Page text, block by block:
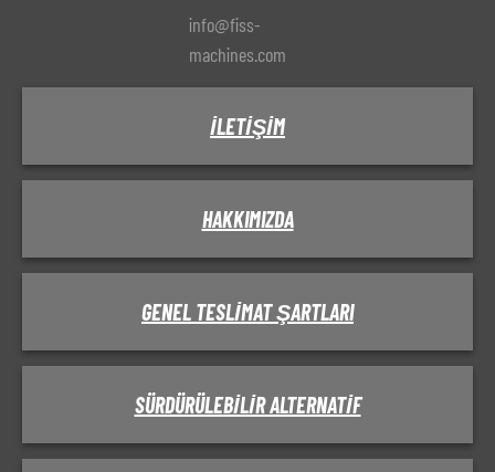
info@fiss-
machines.com
İLETIŞIM
HAKKIMIZDA
GENEL TESLIMAT ŞARTLARI
SÜRDÜRÜLEBILIR ALTERNATIF